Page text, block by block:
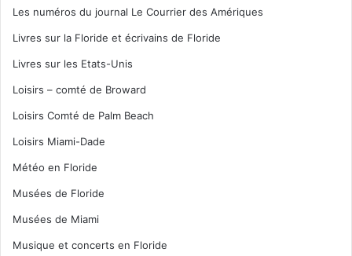
Les numéros du journal Le Courrier des Amériques
Livres sur la Floride et écrivains de Floride
Livres sur les Etats-Unis
Loisirs – comté de Broward
Loisirs Comté de Palm Beach
Loisirs Miami-Dade
Météo en Floride
Musées de Floride
Musées de Miami
Musique et concerts en Floride